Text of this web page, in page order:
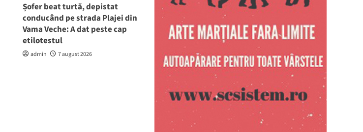
Șofer beat turtă, depistat
conducând pe strada Plajei din
Vama Veche: A dat peste cap
etilotestul
admin 7 august 2026